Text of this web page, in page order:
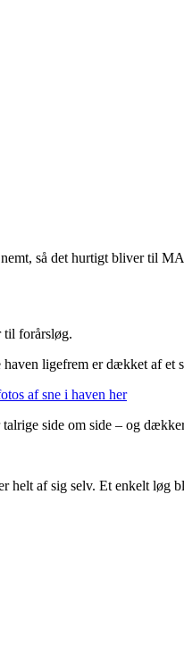
så det hurtigt bliver til
til forårsløg.
ligefrem er dækket af et
af sne i haven her
side om side – og
af sig selv. Et enkelt løg